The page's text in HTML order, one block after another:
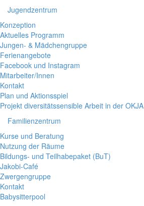
Jugendzentrum
Konzeption
Aktuelles Programm
Jungen- & Mädchengruppe
Ferienangebote
Facebook und Instagram
Mitarbeiter/Innen
Kontakt
Plan und Aktionsspiel
Projekt diversitätssensible Arbeit in der OKJA
Familienzentrum
Kurse und Beratung
Nutzung der Räume
Bildungs- und Teilhabepaket (BuT)
Jakobi-Café
Zwergengruppe
Kontakt
Babysitterpool